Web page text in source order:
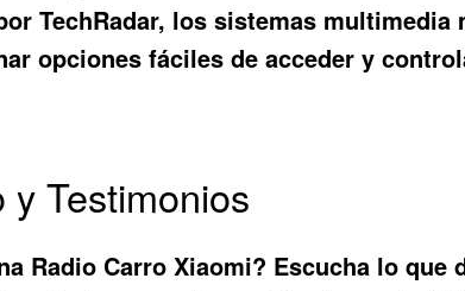
TechRadar, los sistemas
opciones fáciles de acceder y
Testimonios
Radio Carro Xiaomi? Escucha lo que